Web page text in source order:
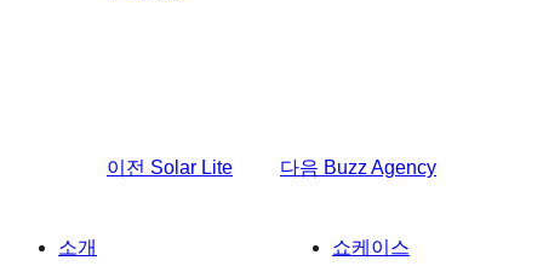
이전 Solar Lite 다음 Buzz Agency
소개
쇼케이스